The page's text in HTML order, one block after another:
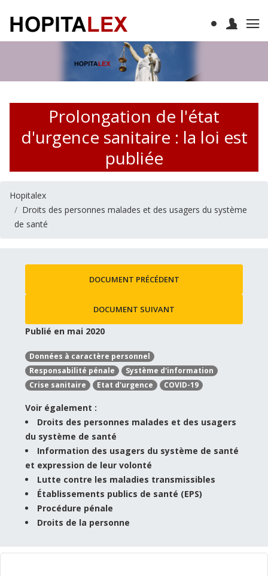
Prolongation de l'état
d'urgence sanitaire : la loi est
publiée
Hopitalex
Droits des personnes malades et des usagers du système
de santé
DOCUMENT PRÉCÉDENT
DOCUMENT SUIVANT
Publié en mai 2020
Données à caractère personnel
Responsabilité pénale
Système d'information
Crise sanitaire
Etat d'urgence COVID-19
Voir également :
Droits des personnes malades et des usagers
du système de santé
Information des usagers du système de santé
et expression de leur volonté
Lutte contre les maladies transmissibles
Établissements publics de santé (EPS)
Procédure pénale
Droits de la personne